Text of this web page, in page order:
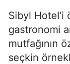
Sibyl Hotel’i
gastronomi
mutfağının
seçkin